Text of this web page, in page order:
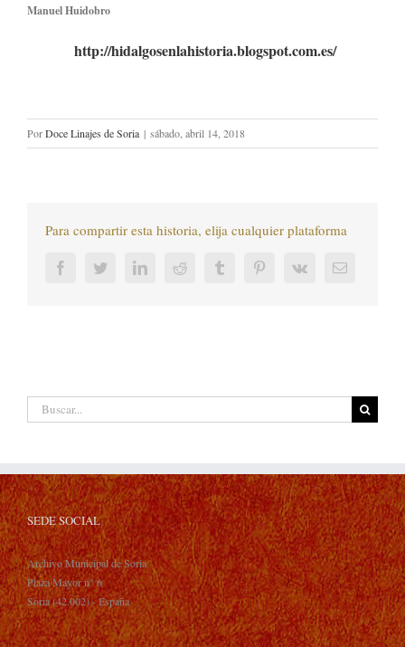
Manuel Huidobro
http://hidalgosenlahistoria.blogspot.com.es/
PorDoce Linajes de Soria | sábado, abril 14, 2018
Para compartir esta historia, elija cualquier plataforma
FacebookTwitterLinkedInReddit Tumblr PinterestVk
Correo
Buscar:
SEDE SOCIAL
Archivo Municipal de Soria
Plaza Mayor n° 6
Soria (42.002) - España